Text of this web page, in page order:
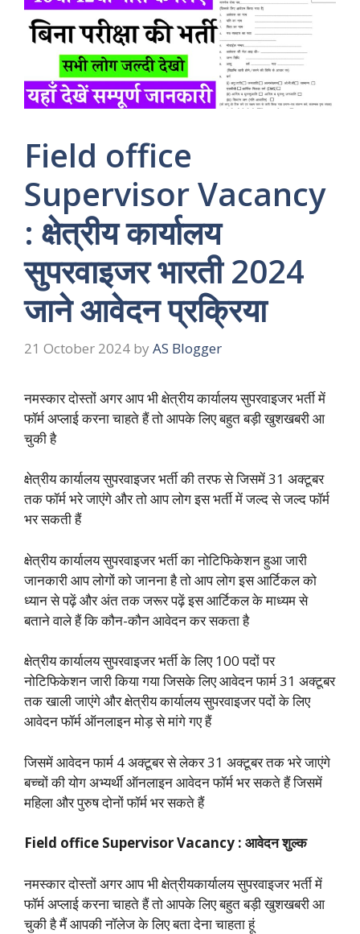
Field office
Supervisor Vacancy
: क्षेत्रीय कार्यालय
सुपरवाइजर भारती 2024
जाने आवेदन प्रक्रिया
21 October 2024 by AS Blogger
नमस्कार दोस्तों अगर आप भी क्षेत्रीय कार्यालय सुपरवाइजर भर्ती में
फॉर्म अप्लाई करना चाहते हैं तो आपके लिए बहुत बड़ी खुशखबरी आ
चुकी है
क्षेत्रीय कार्यालय सुपरवाइजर भर्ती की तरफ से जिसमें 31 अक्टूबर
तक फॉर्म भरे जाएंगे और तो आप लोग इस भर्ती में जल्द से जल्द फॉर्म
भर सकती हैं
क्षेत्रीय कार्यालय सुपरवाइजर भर्ती का नोटिफिकेशन हुआ जारी
जानकारी आप लोगों को जानना है तो आप लोग इस आर्टिकल को
ध्यान से पढ़ें और अंत तक जरूर पढ़ें इस आर्टिकल के माध्यम से
बताने वाले हैं कि कौन-कौन आवेदन कर सकता है
क्षेत्रीय कार्यालय सुपरवाइजर भर्ती के लिए 100 पदों पर
नोटिफिकेशन जारी किया गया जिसके लिए आवेदन फार्म 31 अक्टूबर
तक खाली जाएंगे और क्षेत्रीय कार्यालय सुपरवाइजर पदों के लिए
आवेदन फॉर्म ऑनलाइन मोड़ से मांगे गए हैं
जिसमें आवेदन फार्म 4 अक्टूबर से लेकर 31 अक्टूबर तक भरे जाएंगे
बच्चों की योग अभ्यर्थी ऑनलाइन आवेदन फॉर्म भर सकते हैं जिसमें
महिला और पुरुष दोनों फॉर्म भर सकते हैं
Field office Supervisor Vacancy : आवेदन शुल्क
नमस्कार दोस्तों अगर आप भी क्षेत्रीयकार्यालय सुपरवाइजर भर्ती में
फॉर्म अप्लाई करना चाहते हैं तो आपके लिए बहुत बड़ी खुशखबरी आ
चुकी है मैं आपकी नॉलेज के लिए बता देना चाहता हूं